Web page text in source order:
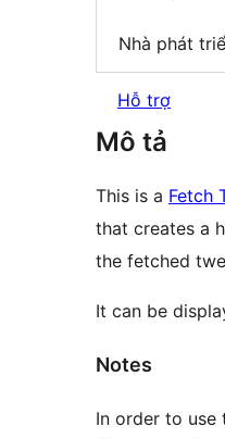
Nhà phát
Hỗ trợ
Mô tả
This is a Fetch
that creates a
the fetched
It can be
Notes
In order to use